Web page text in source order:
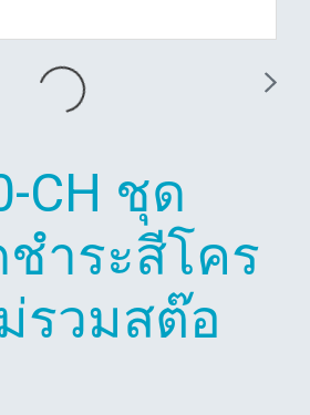
CH ชุด
ำระสีโคร
รวมสต๊อ